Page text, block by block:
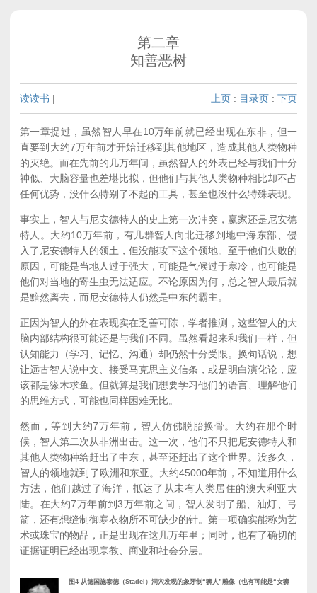
第二章
知善恶树
读读书 | 上页 : 目录页 : 下页
第一章提过，虽然智人早在10万年前就已经出现在东非，但一
直要到大约7万年前才开始迁移到其他地区，造成其他人类物种
的灭绝。而在先前的几万年间，虽然智人的外表已经与我们十分
神似、大脑容量也差堪比拟，但他们与其他人类物种相比却不占
任何优势，没什么特别了不起的工具，甚至也没什么特殊表现。
事实上，智人与尼安德特人的史上第一次冲突，赢家还是尼安德
特人。大约10万年前，有几群智人向北迁移到地中海东部、侵
入了尼安德特人的领土，但没能攻下这个领地。至于他们失败的
原因，可能是当地人过于强大，可能是气候过于寒冷，也可能是
他们对当地的寄生虫无法适应。不论原因为何，总之智人最后就
是黯然离去，而尼安德特人仍然是中东的霸主。
正因为智人的外在表现实在乏善可陈，学者推测，这些智人的大
脑内部结构很可能还是与我们不同。虽然看起来和我们一样，但
认知能力（学习、记忆、沟通）却仍然十分受限。换句话说，想
让远古智人说中文、接受马克思主义信条，或是明白演化论，应
该都是缘木求鱼。但就算是我们想要学习他们的语言、理解他们
的思维方式，可能也同样困难无比。
然而，等到大约7万年前，智人仿佛脱胎换骨。大约在那个时
候，智人第二次从非洲出击。这一次，他们不只把尼安德特人和
其他人类物种给赶出了中东，甚至还赶出了这个世界。没多久，
智人的领地就到了欧洲和东亚。大约45000年前，不知道用什么
方法，他们越过了海洋，抵达了从未有人类居住的澳大利亚大
陆。在大约7万年前到3万年前之间，智人发明了船、油灯、弓
箭，还有想缝制御寒衣物所不可缺少的针。第一项确实能称为艺
术或珠宝的物品，正是出现在这几万年里；同时，也有了确切的
证据证明已经出现宗教、商业和社会分层。
图4 从德国施泰德（Stadel）洞穴发现的象牙制“狮人”雕像（也有可能是“女狮